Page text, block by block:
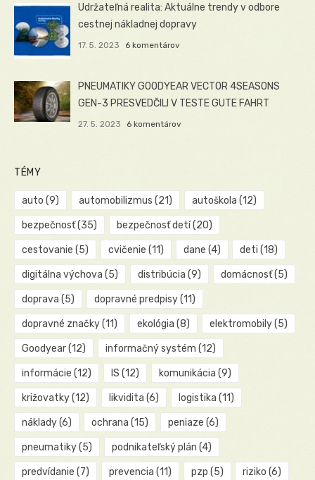
Udržateľná realita: Aktuálne trendy v odbore
cestnej nákladnej dopravy
17. 5. 2023 6 komentárov
PNEUMATIKY GOODYEAR VECTOR 4SEASONS
GEN-3 PRESVEDČILI V TESTE GUTE FAHRT
27. 5. 2023 6 komentárov
TÉMY
auto (9) automobilizmus (21) autoškola (12)
bezpečnosť(35) bezpečnosť detí(20)
cestovanie (5) cvičenie (11) dane (4) deti (18)
digitálna výchova (5) distribúcia (9) domácnosť(5)
doprava (5) dopravné predpisy(11)
dopravné značky(11) ekológia (8) elektromobily(5)
Goodyear(12) informačný systém (12)
informácie (12) IS (12) komunikácia (9)
križovatky(12) likvidita (6) logistika (11)
náklady(6) ochrana (15) peniaze (6)
pneumatiky(5) podnikateľský plán (4)
predvídanie (7) prevencia (11) pzp (5) riziko (6)